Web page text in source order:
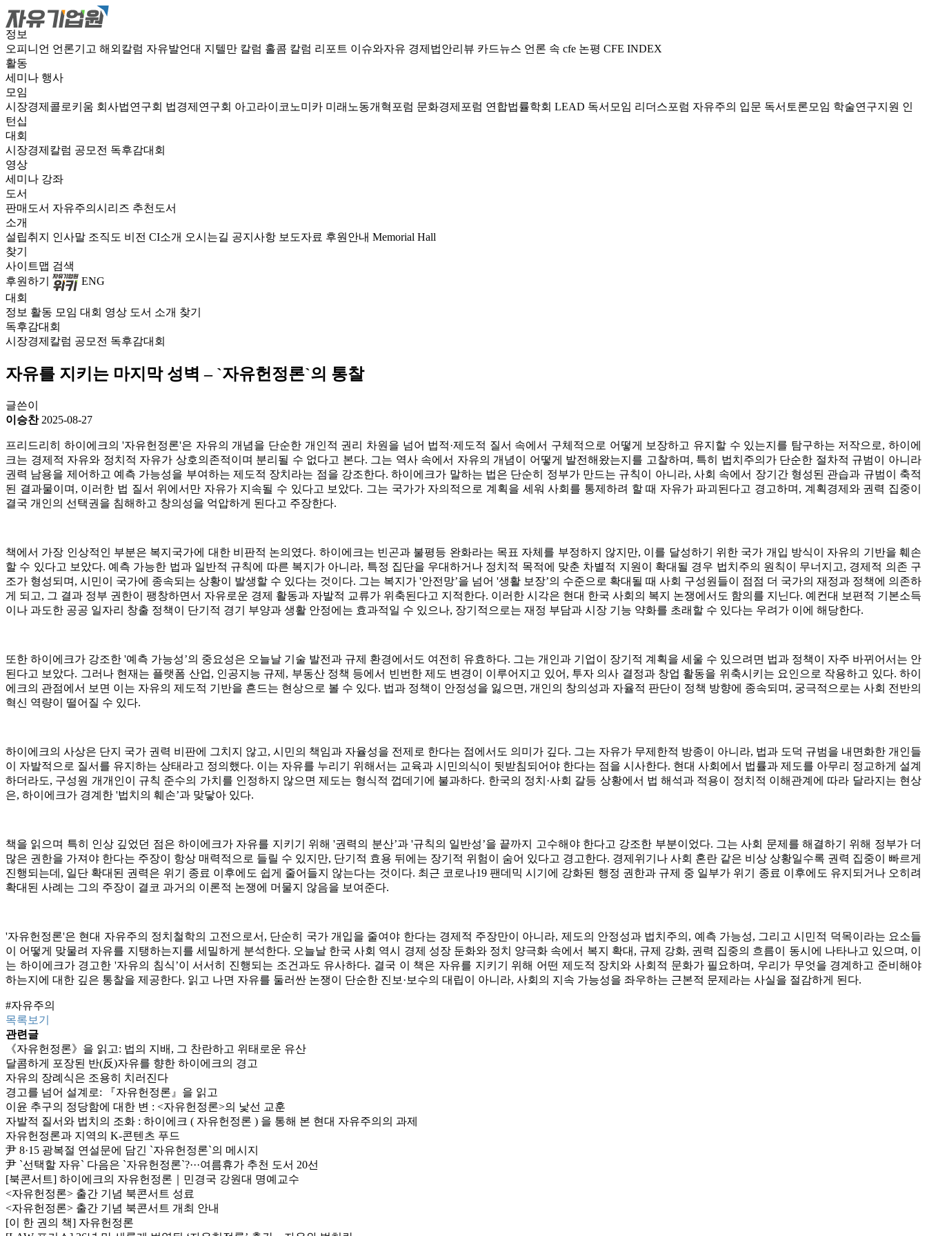
정보
오피니언 언론기고 해외칼럼 자유발언대 지텔만 칼럼 홀콤 칼럼 리포트 이슈와자유 경제법안리뷰 카드뉴스 언론 속 cfe 논평 CFE INDEX
활동
세미나 행사
모임
시장경제콜로키움 회사법연구회 법경제연구회 아고라이코노미카 미래노동개혁포럼 문화경제포럼 연합법률학회 LEAD 독서모임 리더스포럼 자유주의 입문 독서토론모임 학술연구지원 인
턴십
대회
시장경제칼럼 공모전 독후감대회
영상
세미나 강좌
도서
판매도서 자유주의시리즈 추천도서
소개
설립취지 인사말 조직도 비전 CI소개 오시는길 공지사항 보도자료 후원안내 Memorial Hall
찾기
사이트맵 검색
후원하기
ENG
대회
정보 활동 모임 대회 영상 도서 소개 찾기
독후감대회
시장경제칼럼 공모전 독후감대회
자유를 지키는 마지막 성벽 – `자유헌정론`의 통찰
글쓴이
이승찬 2025-08-27
프리드리히 하이에크의 '자유헌정론'은 자유의 개념을 단순한 개인적 권리 차원을 넘어 법적·제도적 질서 속에서 구체적으로 어떻게 보장하고 유지할 수 있는지를 탐구하는 저작으로, 하이에
크는 경제적 자유와 정치적 자유가 상호의존적이며 분리될 수 없다고 본다. 그는 역사 속에서 자유의 개념이 어떻게 발전해왔는지를 고찰하며, 특히 법치주의가 단순한 절차적 규범이 아니라
권력 남용을 제어하고 예측 가능성을 부여하는 제도적 장치라는 점을 강조한다. 하이에크가 말하는 법은 단순히 정부가 만드는 규칙이 아니라, 사회 속에서 장기간 형성된 관습과 규범이 축적
된 결과물이며, 이러한 법 질서 위에서만 자유가 지속될 수 있다고 보았다. 그는 국가가 자의적으로 계획을 세워 사회를 통제하려 할 때 자유가 파괴된다고 경고하며, 계획경제와 권력 집중이
결국 개인의 선택권을 침해하고 창의성을 억압하게 된다고 주장한다.
책에서 가장 인상적인 부분은 복지국가에 대한 비판적 논의였다. 하이에크는 빈곤과 불평등 완화라는 목표 자체를 부정하지 않지만, 이를 달성하기 위한 국가 개입 방식이 자유의 기반을 훼손
할 수 있다고 보았다. 예측 가능한 법과 일반적 규칙에 따른 복지가 아니라, 특정 집단을 우대하거나 정치적 목적에 맞춘 차별적 지원이 확대될 경우 법치주의 원칙이 무너지고, 경제적 의존 구
조가 형성되며, 시민이 국가에 종속되는 상황이 발생할 수 있다는 것이다. 그는 복지가 '안전망’을 넘어 '생활 보장’의 수준으로 확대될 때 사회 구성원들이 점점 더 국가의 재정과 정책에 의존하
게 되고, 그 결과 정부 권한이 팽창하면서 자유로운 경제 활동과 자발적 교류가 위축된다고 지적한다. 이러한 시각은 현대 한국 사회의 복지 논쟁에서도 함의를 지닌다. 예컨대 보편적 기본소득
이나 과도한 공공 일자리 창출 정책이 단기적 경기 부양과 생활 안정에는 효과적일 수 있으나, 장기적으로는 재정 부담과 시장 기능 약화를 초래할 수 있다는 우려가 이에 해당한다.
또한 하이에크가 강조한 '예측 가능성’의 중요성은 오늘날 기술 발전과 규제 환경에서도 여전히 유효하다. 그는 개인과 기업이 장기적 계획을 세울 수 있으려면 법과 정책이 자주 바뀌어서는 안
된다고 보았다. 그러나 현재는 플랫폼 산업, 인공지능 규제, 부동산 정책 등에서 빈번한 제도 변경이 이루어지고 있어, 투자 의사 결정과 창업 활동을 위축시키는 요인으로 작용하고 있다. 하이
에크의 관점에서 보면 이는 자유의 제도적 기반을 흔드는 현상으로 볼 수 있다. 법과 정책이 안정성을 잃으면, 개인의 창의성과 자율적 판단이 정책 방향에 종속되며, 궁극적으로는 사회 전반의
혁신 역량이 떨어질 수 있다.
하이에크의 사상은 단지 국가 권력 비판에 그치지 않고, 시민의 책임과 자율성을 전제로 한다는 점에서도 의미가 깊다. 그는 자유가 무제한적 방종이 아니라, 법과 도덕 규범을 내면화한 개인들
이 자발적으로 질서를 유지하는 상태라고 정의했다. 이는 자유를 누리기 위해서는 교육과 시민의식이 뒷받침되어야 한다는 점을 시사한다. 현대 사회에서 법률과 제도를 아무리 정교하게 설계
하더라도, 구성원 개개인이 규칙 준수의 가치를 인정하지 않으면 제도는 형식적 껍데기에 불과하다. 한국의 정치·사회 갈등 상황에서 법 해석과 적용이 정치적 이해관계에 따라 달라지는 현상
은, 하이에크가 경계한 '법치의 훼손’과 맞닿아 있다.
책을 읽으며 특히 인상 깊었던 점은 하이에크가 자유를 지키기 위해 '권력의 분산’과 '규칙의 일반성’을 끝까지 고수해야 한다고 강조한 부분이었다. 그는 사회 문제를 해결하기 위해 정부가 더
많은 권한을 가져야 한다는 주장이 항상 매력적으로 들릴 수 있지만, 단기적 효용 뒤에는 장기적 위험이 숨어 있다고 경고한다. 경제위기나 사회 혼란 같은 비상 상황일수록 권력 집중이 빠르게
진행되는데, 일단 확대된 권력은 위기 종료 이후에도 쉽게 줄어들지 않는다는 것이다. 최근 코로나19 팬데믹 시기에 강화된 행정 권한과 규제 중 일부가 위기 종료 이후에도 유지되거나 오히려
확대된 사례는 그의 주장이 결코 과거의 이론적 논쟁에 머물지 않음을 보여준다.
'자유헌정론'은 현대 자유주의 정치철학의 고전으로서, 단순히 국가 개입을 줄여야 한다는 경제적 주장만이 아니라, 제도의 안정성과 법치주의, 예측 가능성, 그리고 시민적 덕목이라는 요소들
이 어떻게 맞물려 자유를 지탱하는지를 세밀하게 분석한다. 오늘날 한국 사회 역시 경제 성장 둔화와 정치 양극화 속에서 복지 확대, 규제 강화, 권력 집중의 흐름이 동시에 나타나고 있으며, 이
는 하이에크가 경고한 '자유의 침식’이 서서히 진행되는 조건과도 유사하다. 결국 이 책은 자유를 지키기 위해 어떤 제도적 장치와 사회적 문화가 필요하며, 우리가 무엇을 경계하고 준비해야
하는지에 대한 깊은 통찰을 제공한다. 읽고 나면 자유를 둘러싼 논쟁이 단순한 진보·보수의 대립이 아니라, 사회의 지속 가능성을 좌우하는 근본적 문제라는 사실을 절감하게 된다.
#자유주의
목록보기
관련글
《자유헌정론》을 읽고: 법의 지배, 그 찬란하고 위태로운 유산
달콤하게 포장된 반(反)자유를 향한 하이에크의 경고
자유의 장례식은 조용히 치러진다
경고를 넘어 설계로: 『자유헌정론』을 읽고
이윤 추구의 정당함에 대한 변 : <자유헌정론>의 낯선 교훈
자발적 질서와 법치의 조화 : 하이에크 ( 자유헌정론 ) 을 통해 본 현대 자유주의의 과제
자유헌정론과 지역의 K-콘텐츠 푸드
尹 8·15 광복절 연설문에 담긴 `자유헌정론`의 메시지
尹 `선택할 자유` 다음은 `자유헌정론`?···여름휴가 추천 도서 20선
[북콘서트] 하이에크의 자유헌정론｜민경국 강원대 명예교수
<자유헌정론> 출간 기념 북콘서트 성료
<자유헌정론> 출간 기념 북콘서트 개최 안내
[이 한 권의 책] 자유헌정론